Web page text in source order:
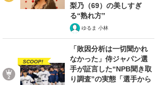
梨乃（69）の美しすぎ
る“熟れ方”
ゆるま 小林
SCOOP!
「敗因分析は一切聞かれ
なかった」侍ジャパン選
手が証言した“NPB聞き取
り調査”の実態「選手から